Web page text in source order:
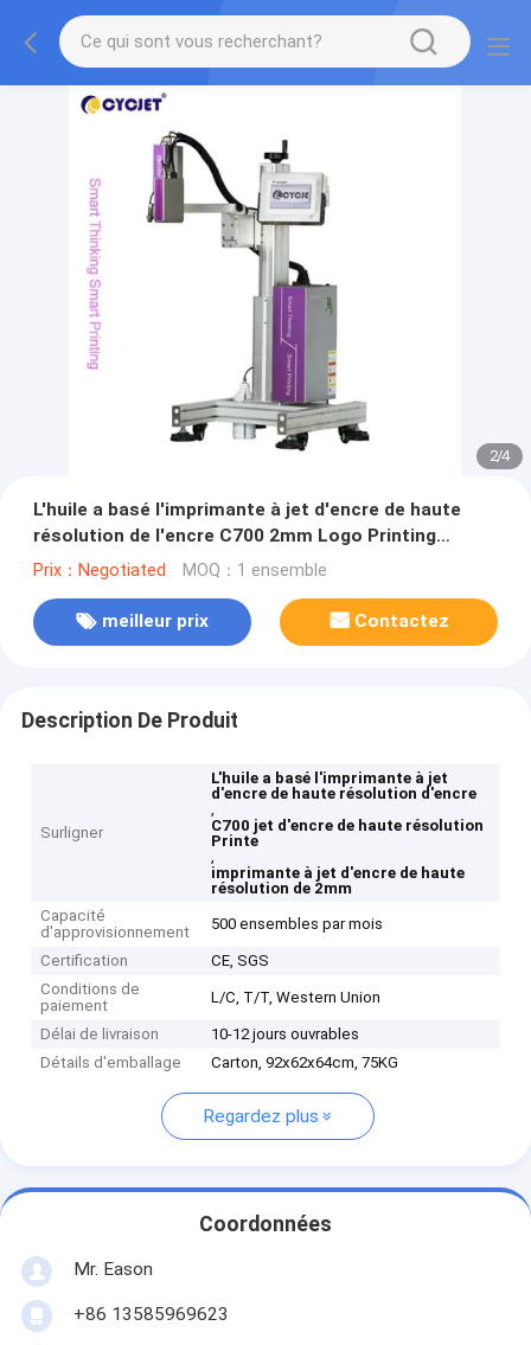
2/4
L'huile a basé l'imprimante à jet d'encre de haute
résolution de l'encre C700 2mm Logo Printing
Machine
Prix：Negotiated MOQ：1 ensemble
meilleur prix Contactez
Description De Produit
Surligner
L'huile a basé l'imprimante à jet
d'encre de haute résolution d'encre
,
C700 jet d'encre de haute résolution
Printe
,
imprimante à jet d'encre de haute
résolution de 2mm
Capacité
d'approvisionnement
500 ensembles par mois
Certification
CE, SGS
Conditions de
paiement
L/C, T/T, Western Union
Délai de livraison
10-12 jours ouvrables
Détails d'emballage
Carton, 92x62x64cm, 75KG
Regardez plus
Coordonnées
Mr. Eason
+86 13585969623